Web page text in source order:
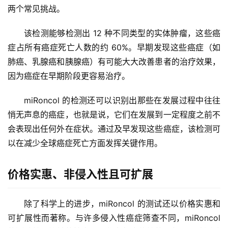
两个常见挑战。
该检测能够检测出 12 种不同类型的实体肿瘤，这些癌
症占所有癌症死亡人数的约 60%。早期发现这些癌症（如
肺癌、乳腺癌和胰腺癌）有可能大大改善患者的治疗效果，
因为癌症在早期阶段更容易治疗。
miRoncol 的检测还可以识别出那些在发展过程中往往
悄无声息的癌症，也就是说，它们在发展到一定程度之前不
会表现出任何外在症状。通过及早发现这些癌症，该检测可
以在减少全球癌症死亡方面发挥关键作用。
价格实惠、非侵入性且可扩展
除了科学上的进步，miRoncol 的测试还以价格实惠和
可扩展性而著称。与许多侵入性癌症筛查不同，miRoncol